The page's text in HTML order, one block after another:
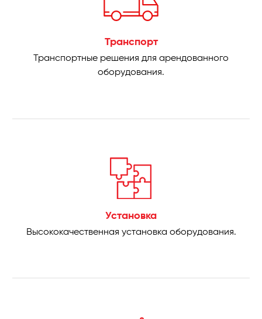
Транспорт
Транспортные решения для арендованного
оборудования.
Установка
Высококачественная установка оборудования.